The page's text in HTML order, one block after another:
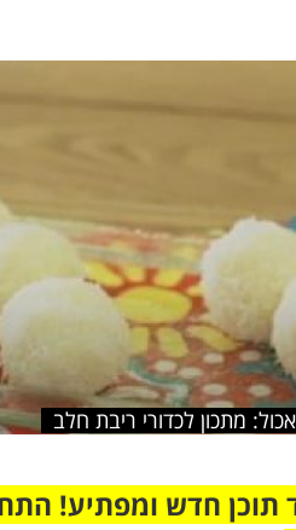
מתכון לכדורי ריבת חלב
תוכן חדש ומפתיע!